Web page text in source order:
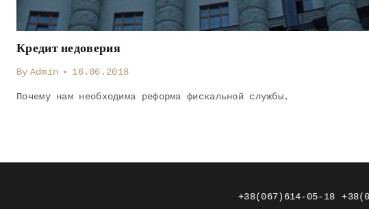
Кредит недоверия
By Admin 16.06.2018
Почему нам необходима реформа фискальной службы.
+38(067)614-05-18